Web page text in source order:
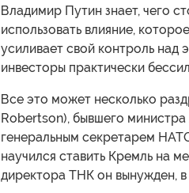
Владимир Путин знает, чего
использовать влияние,
усиливает свой контроль над
инвесторы практически
Все это может несколько
Robertson), бывшего министра
генеральным секретарем
научился ставить Кремль на
директора ТНК он вынужден,